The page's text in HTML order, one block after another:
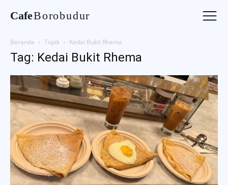
CafeBorobudur
Beranda Topik Kedai Bukit Rhema
Tag: Kedai Bukit Rhema